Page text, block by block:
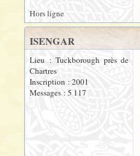
Hors ligne
ISENGAR
Lieu : Tuckborough près de
Chartres
Inscription : 2001
Messages : 5 117